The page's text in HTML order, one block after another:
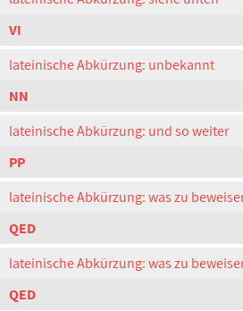
VI
lateinische Abkürzung: unbekannt
NN
lateinische Abkürzung: und so weiter
PP
lateinische Abkürzung: was zu
QED
lateinische Abkürzung: was zu
QED